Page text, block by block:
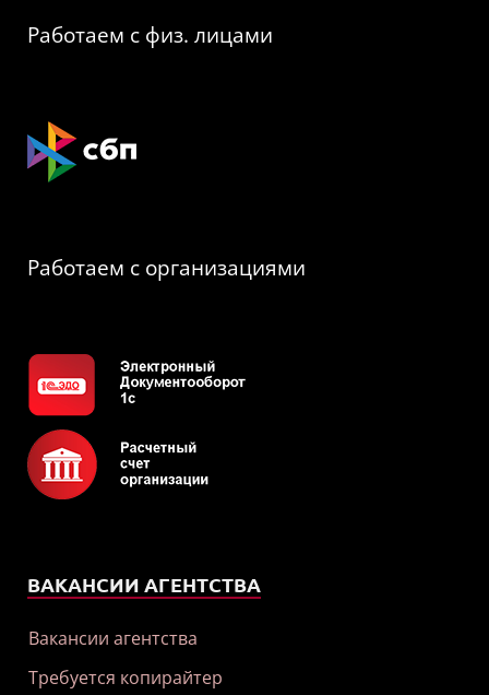
Работаем с физ. лицами
Работаем с организациями
ВАКАНСИИ АГЕНТСТВА
Вакансии агентства
Требуется копирайтер